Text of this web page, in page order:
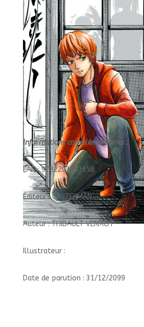
Informations complémentaires :
EAN : 9782203257658
Éditeur : CASTERMAN
Auteur : THIBAULT VERMOT
Illustrateur :
Date de parution : 31/12/2099